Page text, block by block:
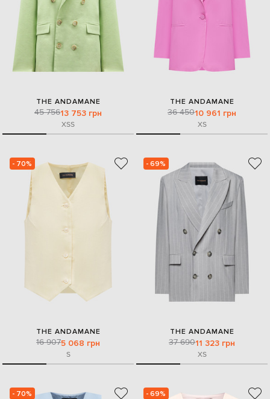
THE ANDAMANE
45 75613 753 грн
XSS
THE ANDAMANE
36 45010 961 грн
XS
- 70%
THE ANDAMANE
16 9075 068 грн
S
- 69%
THE ANDAMANE
37 69011 323 грн
XS
- 70% - 69%